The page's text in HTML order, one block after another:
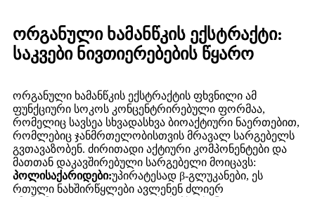
ორგანული ხამანწკის ექსტრაქტი:
საკვები ნივთიერებების წყარო
ორგანული ხამანწკის ექსტრაქტის ფხვნილი ამ
ფუნქციური სოკოს კონცენტრირებული ფორმაა,
რომელიც სავსეა სხვადასხვა ბიოაქტიური ნაერთებით,
რომლებიც ჯანმრთელობისთვის მრავალ სარგებელს
გვთავაზობენ. ძირითადი აქტიური კომპონენტები და
მათთან დაკავშირებული სარგებელი მოიცავს:
პოლისაქარიდები:უპირატესად β-გლუკანები, ეს
რთული ნახშირწყლები ავლენენ ძლიერ